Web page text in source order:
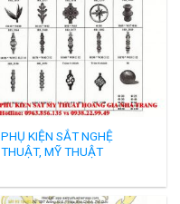
PHỤ KIỆN SẮT NGHỆ
THUẬT, MỸ THUẬT